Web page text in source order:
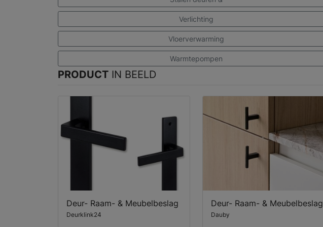
Verlichting
Vloerverwarming
Warmtepompen
PRODUCT IN BEELD
Deur- Raam- & Meubelbeslag
Deurklink24
Deur- Raam- & Meubelbeslag
Dauby